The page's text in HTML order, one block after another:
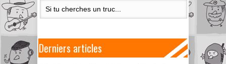
Derniers articles